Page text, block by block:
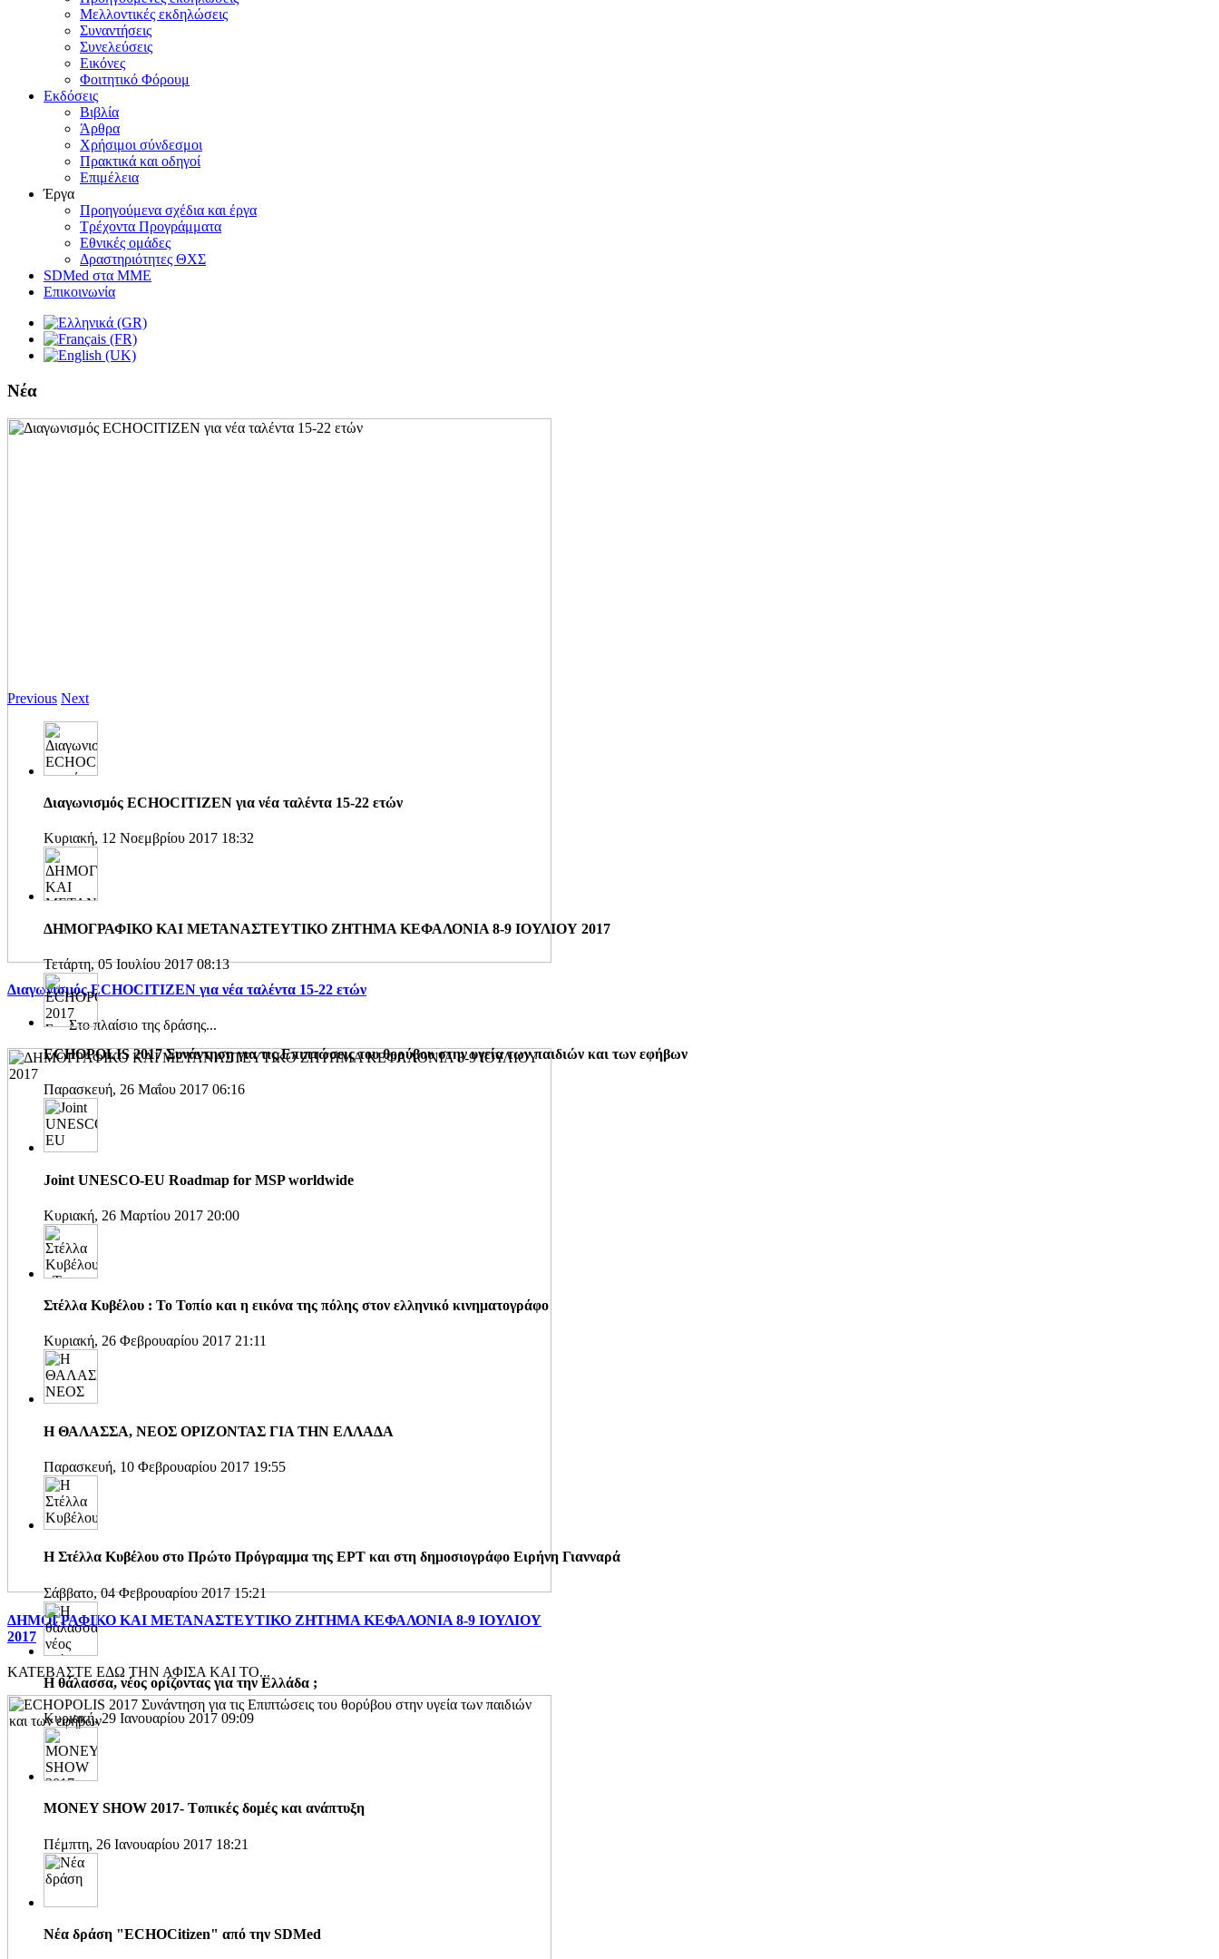
Μελλοντικές εκδηλώσεις
Συναντήσεις
Συνελεύσεις
Εικόνες
Φοιτητικό Φόρουμ
Εκδόσεις
Βιβλία
Άρθρα
Χρήσιμοι σύνδεσμοι
Πρακτικά και οδηγοί
Επιμέλεια
Έργα
Προηγούμενα σχέδια και έργα
Τρέχοντα Προγράμματα
Εθνικές ομάδες
Δραστηριότητες ΘΧΣ
SDMed στα ΜΜΕ
Επικοινωνία
Νέα
Διαγωνισμός ECHOCITIZEN για νέα ταλέντα 15-22 ετών
Στο πλαίσιο της δράσης...
ΔΗΜΟΓΡΑΦΙΚΟ ΚΑΙ ΜΕΤΑΝΑΣΤΕΥΤΙΚΟ ΖΗΤΗΜΑ ΚΕΦΑΛΟΝΙΑ 8-9 ΙΟΥΛΙΟΥ
2017
ΚΑΤΕΒΑΣΤΕ ΕΔΩ ΤΗΝ ΑΦΙΣΑ ΚΑΙ ΤΟ...
Previous Next
Διαγωνισμός ECHOCITIZEN για νέα ταλέντα 15-22 ετών
Κυριακή, 12 Νοεμβρίου 2017 18:32
ΔΗΜΟΓΡΑΦΙΚΟ ΚΑΙ ΜΕΤΑΝΑΣΤΕΥΤΙΚΟ ΖΗΤΗΜΑ ΚΕΦΑΛΟΝΙΑ 8-9 ΙΟΥΛΙΟΥ 2017
Τετάρτη, 05 Ιουλίου 2017 08:13
ECHOPOLIS 2017 Συνάντηση για τις Επιπτώσεις του θορύβου στην υγεία των παιδιών και των εφήβων
Παρασκευή, 26 Μαΐου 2017 06:16
Joint UNESCO-EU Roadmap for MSP worldwide
Κυριακή, 26 Μαρτίου 2017 20:00
Στέλλα Κυβέλου : Το Τοπίο και η εικόνα της πόλης στον ελληνικό κινηματογράφο
Κυριακή, 26 Φεβρουαρίου 2017 21:11
Η ΘΑΛΑΣΣΑ, ΝΕΟΣ ΟΡΙΖΟΝΤΑΣ ΓΙΑ ΤΗΝ ΕΛΛΑΔΑ
Παρασκευή, 10 Φεβρουαρίου 2017 19:55
Η Στέλλα Κυβέλου στο Πρώτο Πρόγραμμα της ΕΡΤ και στη δημοσιογράφο Ειρήνη Γιανναρά
Σάββατο, 04 Φεβρουαρίου 2017 15:21
H θάλασσα, νέος ορίζοντας για την Ελλάδα ;
Κυριακή, 29 Ιανουαρίου 2017 09:09
MONEY SHOW 2017- Tοπικές δομές και ανάπτυξη
Πέμπτη, 26 Ιανουαρίου 2017 18:21
Νέα δράση "ECHOCitizen" από την SDMed